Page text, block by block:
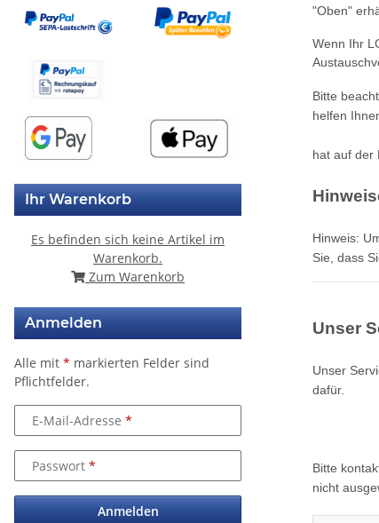
"Oben"
Wenn Ihr
Bitte
helfen
hat auf der
Hinweis:
Sie, dass
Unser
Unser
dafür.
Bitte
nicht
Ihr Warenkorb
Es befinden sich keine Artikel im
Warenkorb.
Zum Warenkorb
Anmelden
Alle mit * markierten Felder sind
Pflichtfelder.
E-Mail-Adresse
Passwort
Anmelden